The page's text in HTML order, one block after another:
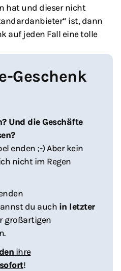
hat und dieser nicht
ist, dann
auf jeden Fall eine tolle
Geschenk
Und die Geschäfte
enden ;-) Aber kein
nicht im Regen
du auch in letzter
großartigen
ihre
sofort!